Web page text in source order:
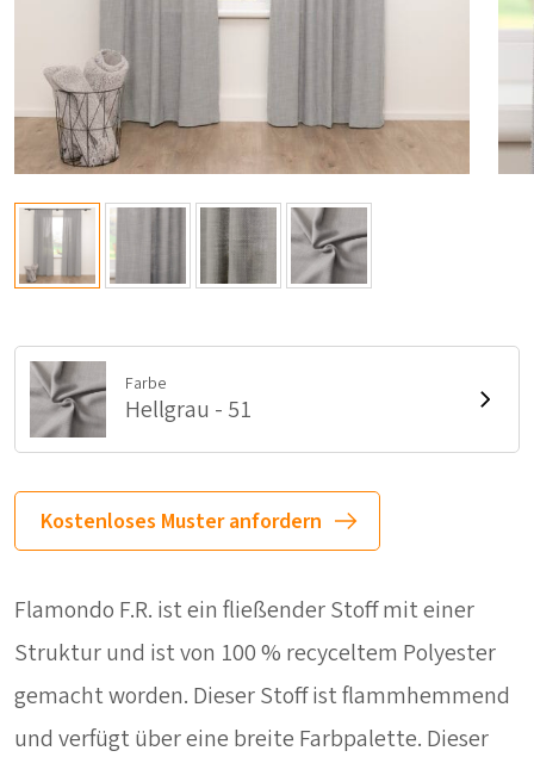
Farbe
Hellgrau - 51
Kostenloses Muster anfordern
Flamondo F.R. ist ein fließender Stoff mit einer
Struktur und ist von 100 % recyceltem Polyester
gemacht worden. Dieser Stoff ist flammhemmend
und verfügt über eine breite Farbpalette. Dieser